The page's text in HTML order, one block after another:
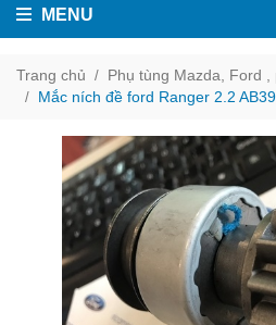
MENU
Trang chủ
Phụ tùng Mazda, Ford ,
Mắc ních đề ford Ranger 2.2